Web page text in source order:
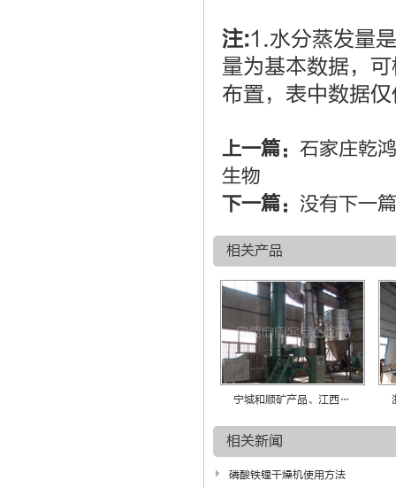
注:1.水分蒸发量
量为基本数据，
布置，表中数据
上一篇： 石家庄乾
生物
下一篇： 没有下一篇
相关产品
宁城和顺矿产品、江西…
相关新闻
磷酸铁锂干燥机使用方法